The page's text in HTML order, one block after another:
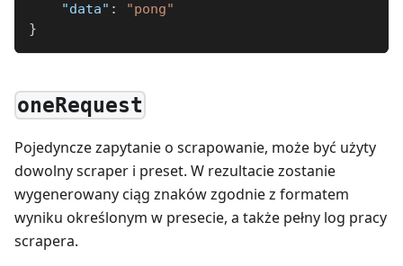
"data" :
"pong"
}
oneRequest
Pojedyncze zapytanie o scrapowanie, może być użyty
dowolny scraper i preset. W rezultacie zostanie
wygenerowany ciąg znaków zgodnie z formatem
wyniku określonym w presecie, a także pełny log pracy
scrapera.